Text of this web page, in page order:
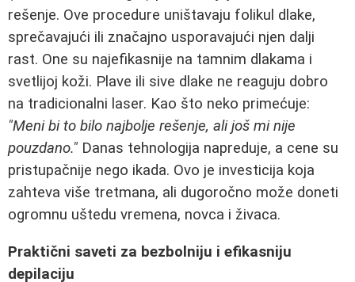
rešenje. Ove procedure uništavaju folikul dlake,
sprečavajući ili značajno usporavajući njen dalji
rast. One su najefikasnije na tamnim dlakama i
svetlijoj koži. Plave ili sive dlake ne reaguju dobro
na tradicionalni laser. Kao što neko primećuje:
"Meni bi to bilo najbolje rešenje, ali još mi nije
pouzdano." Danas tehnologija napreduje, a cene su
pristupačnije nego ikada. Ovo je investicija koja
zahteva više tretmana, ali dugoročno može doneti
ogromnu uštedu vremena, novca i živaca.
Praktični saveti za bezbolniju i efikasniju
depilaciju